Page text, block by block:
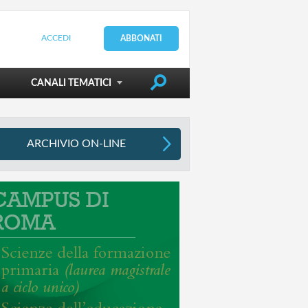
ACCEDI ABBONATI
DIRIGERE LA SCUOLA
CANALI TEMATICI
ARCHIVIO ON-LINE